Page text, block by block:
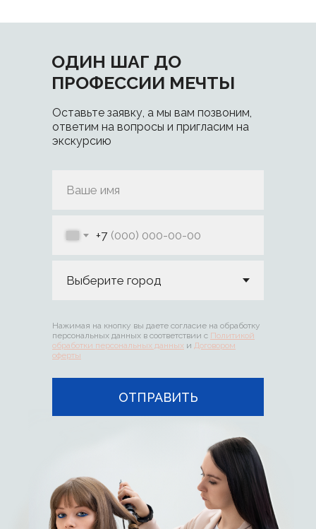
ОДИН ШАГ ДО
ПРОФЕССИИ МЕЧТЫ
Оставьте заявку, а мы вам позвоним,
ответим на вопросы и пригласим на
экскурсию
+7
ОТПРАВИТЬ
Нажимая на кнопку вы даете согласие на обработку
персональных данных в соответствии с Политикой
обработки персональных данных и Договором
оферты